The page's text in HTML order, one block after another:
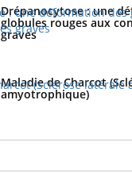
Drépanocytose : une
globules rouges aux
graves
Maladie de Charcot
amyotrophique)